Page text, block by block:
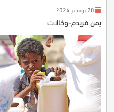
يمن فريدم-وكالات